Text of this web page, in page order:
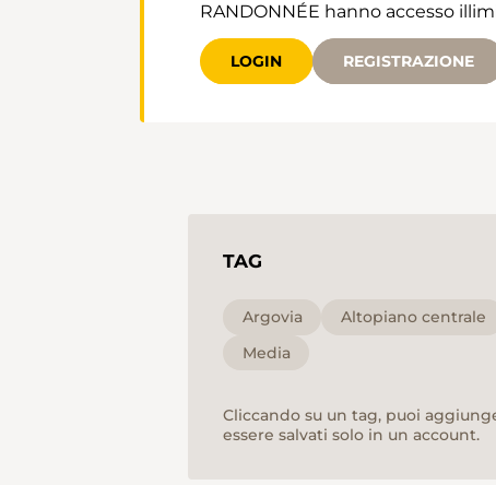
RANDONNÉE hanno accesso
LOGIN REGISTRAZIONE
TAG
Argovia Altopiano centrale
Media
Cliccando su un tag, puoi
essere salvati solo in un account.